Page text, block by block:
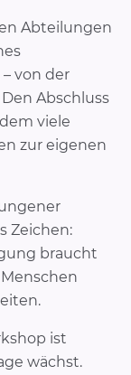
Abteilungen
von der
Abschluss
viele
zur eigenen
Zeichen:
braucht
ist
wächst.